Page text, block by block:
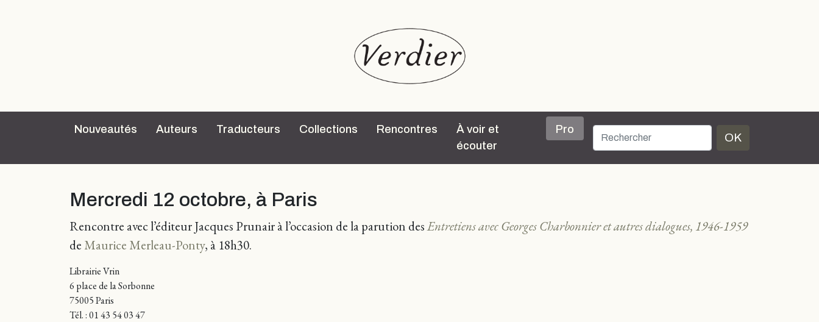
Nouveautés Auteurs Traducteurs Collections Rencontres
À voir et
écouter
Pro
OK
Mercredi 12 octobre, à Paris
Rencontre avec l’éditeur Jacques Prunair à l’occasion de la parution desEntretiens avec Georges Charbonnier et autres dialogues, 1946-1959
de Maurice Merleau-Ponty, à 18h30.
Librairie Vrin
6 place de la Sorbonne
75005 Paris
Tél. : 01 43 54 03 47